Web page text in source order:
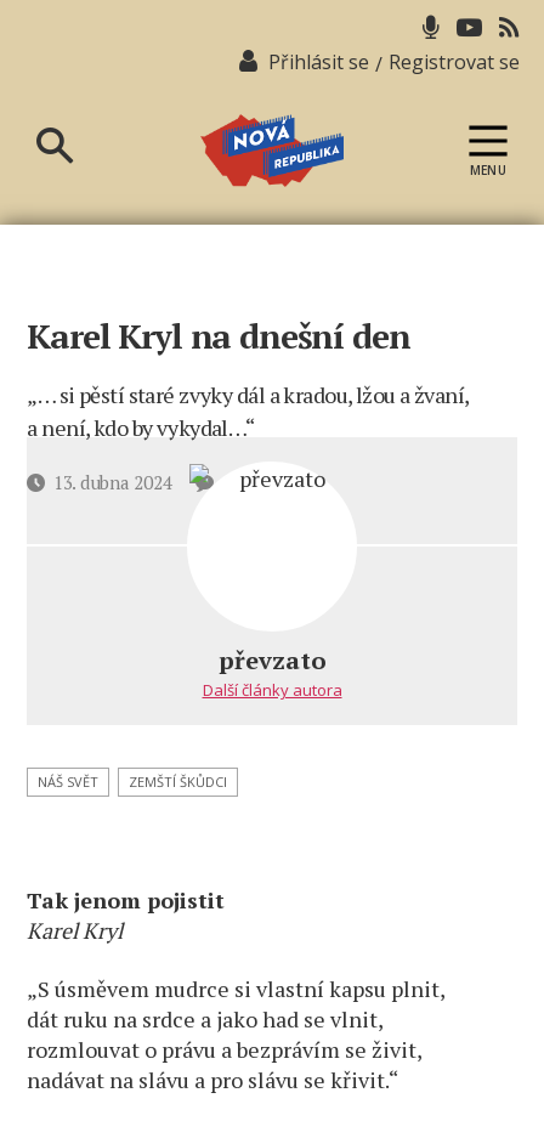
Přihlásit se / Registrovat se
republika
MENU
Karel Kryl na dnešní den
„… si pěstí staré zvyky dál a kradou, lžou a žvaní,
a není, kdo by vykydal…“
Datum13. dubna 2024 9 komentářůu
dnešní den
převzato
Další články autora
NÁŠ SVĚT ZEMŠTÍ ŠKŮDCI
Tak jenom pojistit
Karel Kryl
„S úsměvem mudrce si vlastní kapsu plnit,
dát ruku na srdce a jako had se vlnit,
rozmlouvat o právu a bezprávím se živit,
nadávat na slávu a pro slávu se křivit.“